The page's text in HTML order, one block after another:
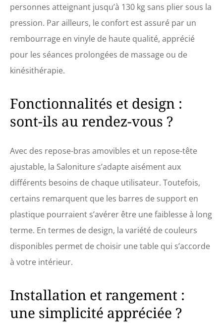
personnes atteignant jusqu’à 130 kg sans plier sous la
pression. Par ailleurs, le confort est assuré par un
rembourrage en vinyle de haute qualité, apprécié
pour les séances prolongées de massage ou de
kinésithérapie.
Fonctionnalités et design :
sont-ils au rendez-vous ?
Avec des repose-bras amovibles et un repose-tête
ajustable, la Saloniture s’adapte aisément aux
différents besoins de chaque utilisateur. Toutefois,
certains remarquent que les barres de support en
plastique pourraient s’avérer être une faiblesse à long
terme. En termes de design, la variété de couleurs
disponibles permet de choisir une table qui s’accorde
à votre intérieur.
Installation et rangement :
une simplicité appréciée ?